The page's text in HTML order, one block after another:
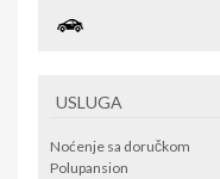
USLUGA
Noćenje sa doručkom
Polupansion